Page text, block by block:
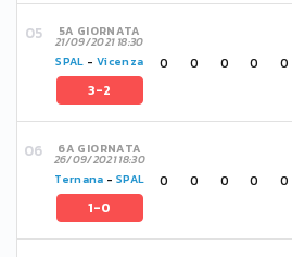
5A GIORNATA
21/09/2021 18:30
SPAL - Vicenza
3-2
0 0 0 0 0
6A GIORNATA
26/09/2021 18:30
Ternana - SPAL
1-0
0 0 0 0 0